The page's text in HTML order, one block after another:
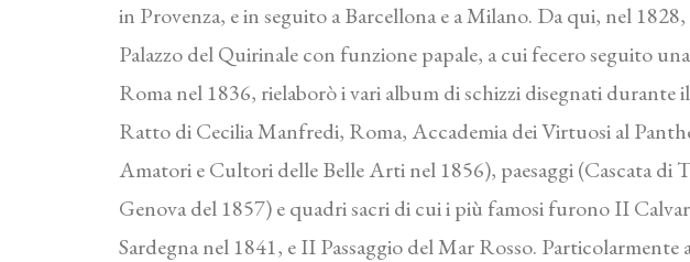
in Provenza, e in seguito a Barcellona e a Milano. Da qui, nel
Palazzo del Quirinale con funzione papale, a cui fecero seguito
Roma nel 1836, rielaborò i vari album di schizzi disegnati
Ratto di Cecilia Manfredi, Roma, Accademia dei Virtuosi al
Amatori e Cultori delle Belle Arti nel 1856), paesaggi (Cascata di
Genova del 1857) e quadri sacri di cui i più famosi furono II
Sardegna nel 1841, e II Passaggio del Mar Rosso.